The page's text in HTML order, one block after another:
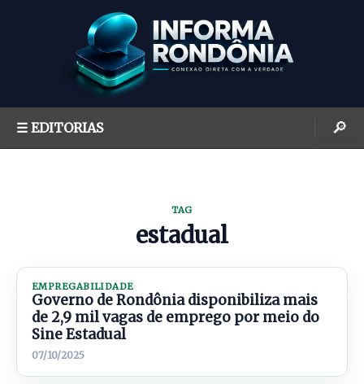
☰ EDITORIAS 🔎
TAG
estadual
EMPREGABILIDADE
Governo de Rondônia disponibiliza mais
de 2,9 mil vagas de emprego por meio do
Sine Estadual
07/10/2025